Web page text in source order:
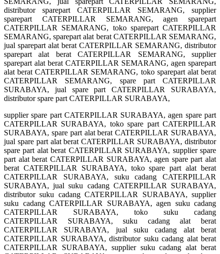
distributor sparepart CATERPILLAR SEMARANG, supplier
sparepart CATERPILLAR SEMARANG, agen sparepart
CATERPILLAR SEMARANG, toko sparepart CATERPILLAR
SEMARANG, sparepart alat berat CATERPILLAR SEMARANG,
jual sparepart alat berat CATERPILLAR SEMARANG, distributor
sparepart alat berat CATERPILLAR SEMARANG, supplier
sparepart alat berat CATERPILLAR SEMARANG, agen sparepart
alat berat CATERPILLAR SEMARANG, toko sparepart alat berat
CATERPILLAR SEMARANG, spare part CATERPILLAR
SURABAYA, jual spare part CATERPILLAR SURABAYA,
distributor spare part CATERPILLAR SURABAYA,
supplier spare part CATERPILLAR SURABAYA, agen spare part
CATERPILLAR SURABAYA, toko spare part CATERPILLAR
SURABAYA, spare part alat berat CATERPILLAR SURABAYA,
jual spare part alat berat CATERPILLAR SURABAYA, distributor
spare part alat berat CATERPILLAR SURABAYA, supplier spare
part alat berat CATERPILLAR SURABAYA, agen spare part alat
berat CATERPILLAR SURABAYA, toko spare part alat berat
CATERPILLAR SURABAYA, suku cadang CATERPILLAR
SURABAYA, jual suku cadang CATERPILLAR SURABAYA,
distributor suku cadang CATERPILLAR SURABAYA, supplier
suku cadang CATERPILLAR SURABAYA, agen suku cadang
CATERPILLAR SURABAYA, toko suku cadang
CATERPILLAR SURABAYA, suku cadang alat berat
CATERPILLAR SURABAYA, jual suku cadang alat berat
CATERPILLAR SURABAYA, distributor suku cadang alat berat
CATERPILLAR SURABAYA, supplier suku cadang alat berat